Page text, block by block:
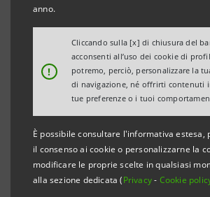
anno.
!
Cliccando sulla [x] di chiusura del
acconsenti all’uso dei cookie di
potremo, perciò, personalizzare la
di navigazione, né offrirti contenuti
tue preferenze o i tuoi
È possibile consultare l'informativa estesa,
il consenso ai cookie o personalizzarne la
modificare le proprie scelte in qualsiasi
alla sezione dedicata (Privacy- Cookie
Milano, 18 ottobre 2007– APER
Produttori Energia da Fonti
Sanpaolo hanno siglato un accordo
Associati APER condizioni
finanziamento a medio-lungo
la produzione di energia elettrica da